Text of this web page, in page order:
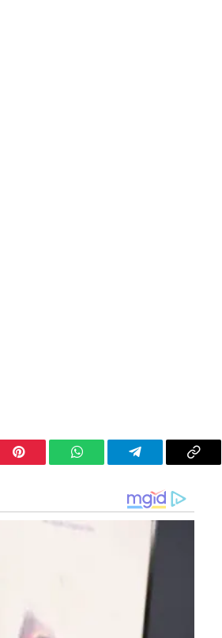
Pinterest WhatsAppTelegram Copy